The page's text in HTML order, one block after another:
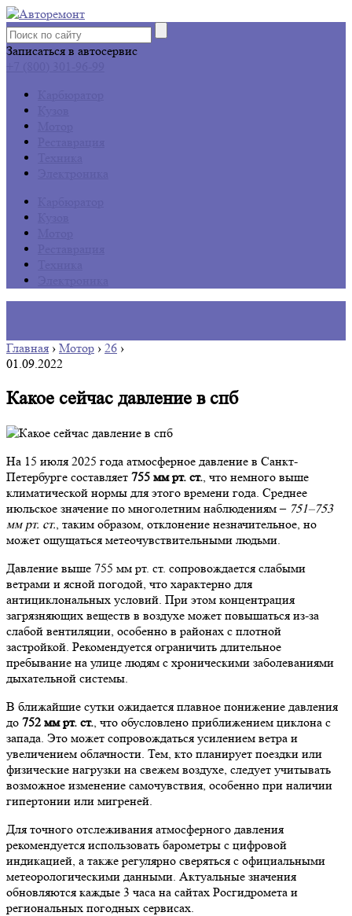
Записаться в автосервис
Главная › Мотор › 26 ›
01.09.2022
Какое сейчас давление в спб
На 15 июля 2025 года атмосферное давление в Санкт-
Петербурге составляет 755 мм рт. ст., что немного выше
климатической нормы для этого времени года. Среднее
июльское значение по многолетним наблюдениям – 751–753
мм рт. ст., таким образом, отклонение незначительное, но
может ощущаться метеочувствительными людьми.
Давление выше 755 мм рт. ст. сопровождается слабыми
ветрами и ясной погодой, что характерно для
антициклональных условий. При этом концентрация
загрязняющих веществ в воздухе может повышаться из-за
слабой вентиляции, особенно в районах с плотной
застройкой. Рекомендуется ограничить длительное
пребывание на улице людям с хроническими заболеваниями
дыхательной системы.
В ближайшие сутки ожидается плавное понижение давления
до 752 мм рт. ст., что обусловлено приближением циклона с
запада. Это может сопровождаться усилением ветра и
увеличением облачности. Тем, кто планирует поездки или
физические нагрузки на свежем воздухе, следует учитывать
возможное изменение самочувствия, особенно при наличии
гипертонии или мигреней.
Для точного отслеживания атмосферного давления
рекомендуется использовать барометры с цифровой
индикацией, а также регулярно сверяться с официальными
метеорологическими данными. Актуальные значения
обновляются каждые 3 часа на сайтах Росгидромета и
региональных погодных сервисах.